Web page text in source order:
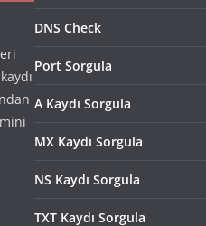
DNS Check
Port Sorgula
A Kaydı Sorgula
MX Kaydı Sorgula
NS Kaydı Sorgula
TXT Kaydı Sorgula